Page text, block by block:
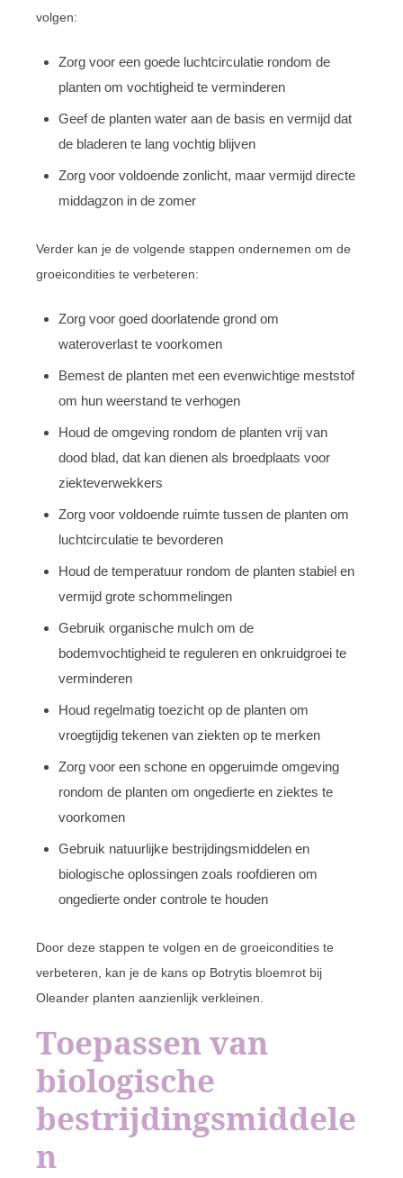
volgen:
Zorg voor een goede luchtcirculatie rondom de
planten om vochtigheid te verminderen
Geef de planten water aan de basis en vermijd dat
de bladeren te lang vochtig blijven
Zorg voor voldoende zonlicht, maar vermijd directe
middagzon in de zomer
Verder kan je de volgende stappen ondernemen om de
groeicondities te verbeteren:
Zorg voor goed doorlatende grond om
wateroverlast te voorkomen
Bemest de planten met een evenwichtige meststof
om hun weerstand te verhogen
Houd de omgeving rondom de planten vrij van
dood blad, dat kan dienen als broedplaats voor
ziekteverwekkers
Zorg voor voldoende ruimte tussen de planten om
luchtcirculatie te bevorderen
Houd de temperatuur rondom de planten stabiel en
vermijd grote schommelingen
Gebruik organische mulch om de
bodemvochtigheid te reguleren en onkruidgroei te
verminderen
Houd regelmatig toezicht op de planten om
vroegtijdig tekenen van ziekten op te merken
Zorg voor een schone en opgeruimde omgeving
rondom de planten om ongedierte en ziektes te
voorkomen
Gebruik natuurlijke bestrijdingsmiddelen en
biologische oplossingen zoals roofdieren om
ongedierte onder controle te houden
Door deze stappen te volgen en de groeicondities te
verbeteren, kan je de kans op Botrytis bloemrot bij
Oleander planten aanzienlijk verkleinen.
Toepassen van
biologische
bestrijdingsmiddele
n